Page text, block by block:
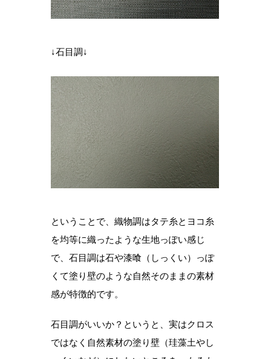
↓石目調↓
ということで、織物調はタテ糸とヨコ糸
を均等に織ったような生地っぽい感じ
で、石目調は石や漆喰（しっくい）っぽ
くて塗り壁のような自然そのままの素材
感が特徴的です。
石目調がいいか？というと、実はクロス
ではなく自然素材の塗り壁（珪藻土やし